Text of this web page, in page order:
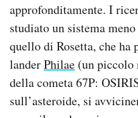
approfonditamente. I
studiato un sistema
quello di Rosetta, che ha
landerPhilae (un piccolo
della cometa 67P:
sull’asteroide, si